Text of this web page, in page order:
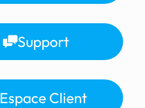
Support
Espace Client